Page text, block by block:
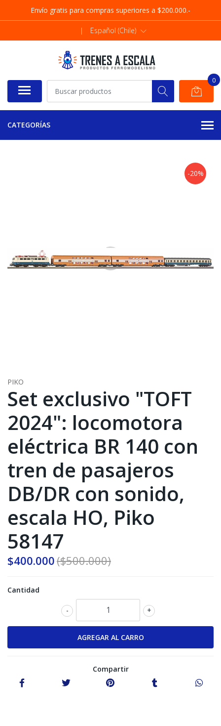
Envío gratis para compras superiores a $200.000.-
| Español (Chile)
0
CATEGORÍAS
-20%
PIKO
Set exclusivo "TOFT
2024": locomotora
eléctrica BR 140 con
tren de pasajeros
DB/DR con sonido,
escala HO, Piko
58147
$400.000($500.000)
Cantidad
+
-
Compartir